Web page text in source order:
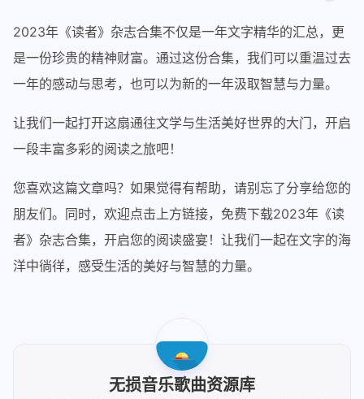
2023年《读者》杂志合集不仅是一年文字精华的汇总，更
是一份珍贵的精神财富。通过这份合集，我们可以重温过去
一年的感动与思考，也可以为新的一年汲取智慧与力量。
让我们一起打开这扇通往文学与生活美好世界的大门，开启
一段丰富多彩的阅读之旅吧！
您喜欢这篇文章吗？如果觉得有帮助，请别忘了分享给您的
朋友们。同时，欢迎点击上方链接，免费下载2023年《读
者》杂志合集，开启您的阅读盛宴！让我们一起在文字的海
洋中徜徉，感受生活的美好与智慧的力量。
无损音乐歌曲资源库